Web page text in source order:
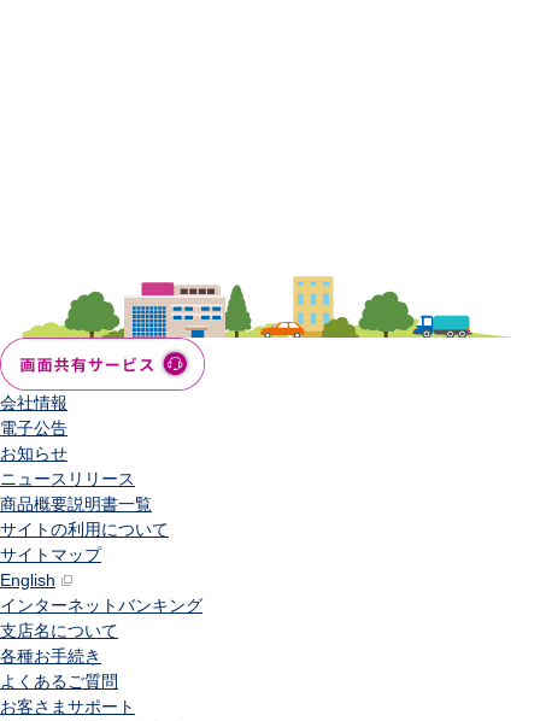
会社情報
電子公告
お知らせ
ニュースリリース
商品概要説明書一覧
サイトの利用について
サイトマップ
English
インターネットバンキング
支店名について
各種お手続き
よくあるご質問
お客さまサポート